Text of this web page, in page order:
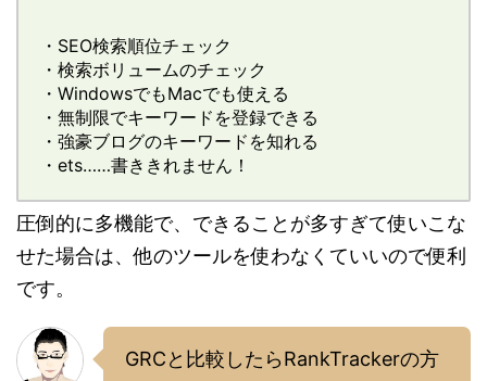
・SEO検索順位チェック
・検索ボリュームのチェック
・WindowsでもMacでも使える
・無制限でキーワードを登録できる
・強豪ブログのキーワードを知れる
・ets……書ききれません！
圧倒的に多機能で、できることが多すぎて使いこな
せた場合は、他のツールを使わなくていいので便利
です。
GRCと比較したらRankTrackerの方